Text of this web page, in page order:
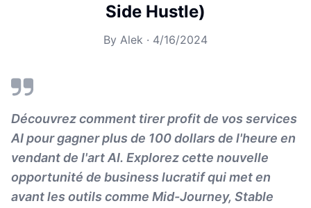
Side Hustle)
By Alek · 4/16/2024
Découvrez comment tirer profit de vos services
AI pour gagner plus de 100 dollars de l'heure en
vendant de l'art AI. Explorez cette nouvelle
opportunité de business lucratif qui met en
avant les outils comme Mid-Journey, Stable